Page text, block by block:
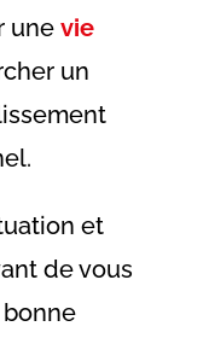
une vie
un
et
de vous